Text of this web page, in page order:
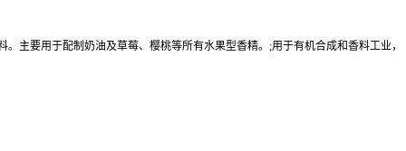
主要用于配制奶油及草莓、樱桃等所有水果型香精。;用于有机合成和香料工业，